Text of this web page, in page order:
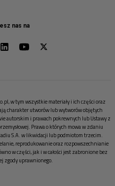
nas na
w tym wszystkie materiały i ich części oraz
charakter utworów lub wytworów objętych
autorskim i prawach pokrewnych lub Ustawy z
Prawa o których mowa w zdaniu
S.A. w likwidacji lub podmiotom trzecim.
reprodukowanie oraz rozpowszechnianie
w części, jak i w całości jest zabronione bez
zgody uprawnionego.